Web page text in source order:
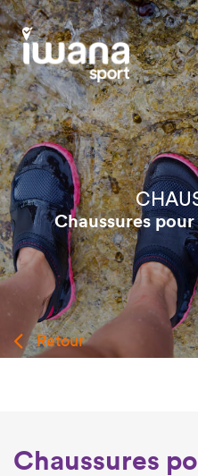
Chaussures
Retour
Chaussures